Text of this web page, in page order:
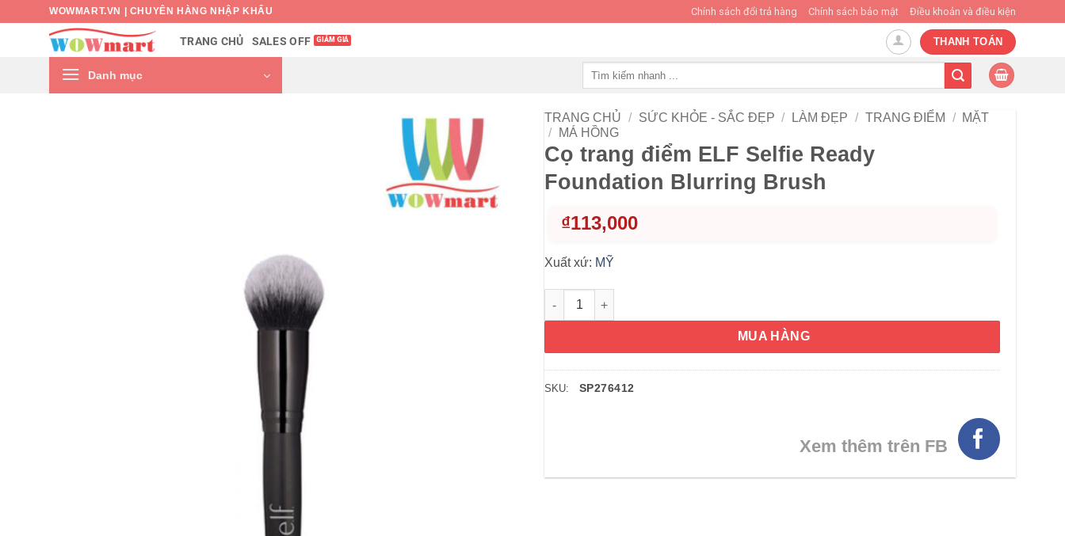
WOWMART.VN | CHUYÊN HÀNG NHẬP KHẨU Chính sách đổi trả hàng Chính sách bảo mật Điều khoản và điều kiện
TRANG CHỦ SALES OFF THANH TOÁN
Danh mục
TRANG CHỦ / SỨC KHỎE - SẮC ĐẸP / LÀM ĐẸP / TRANG ĐIỂM /
MẶT
/
MÁ HỒNG
Cọ trang điểm ELF Selfie Ready
Foundation Blurring Brush
₫113,000
Xuất xứ: MỸ
Cọ trang điểm ELF Selfie Ready Foundation Blurring Brush số lượng
MUA HÀNG
SKU: SP276412
Xem thêm trên FB